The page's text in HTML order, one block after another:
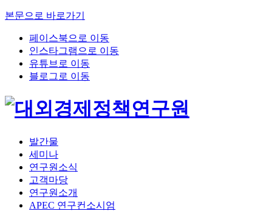
본문으로 바로가기
페이스북으로 이동
인스타그램으로 이동
유튜브로 이동
블로그로 이동
발간물
세미나
연구원소식
고객마당
연구원소개
APEC 연구컨소시엄